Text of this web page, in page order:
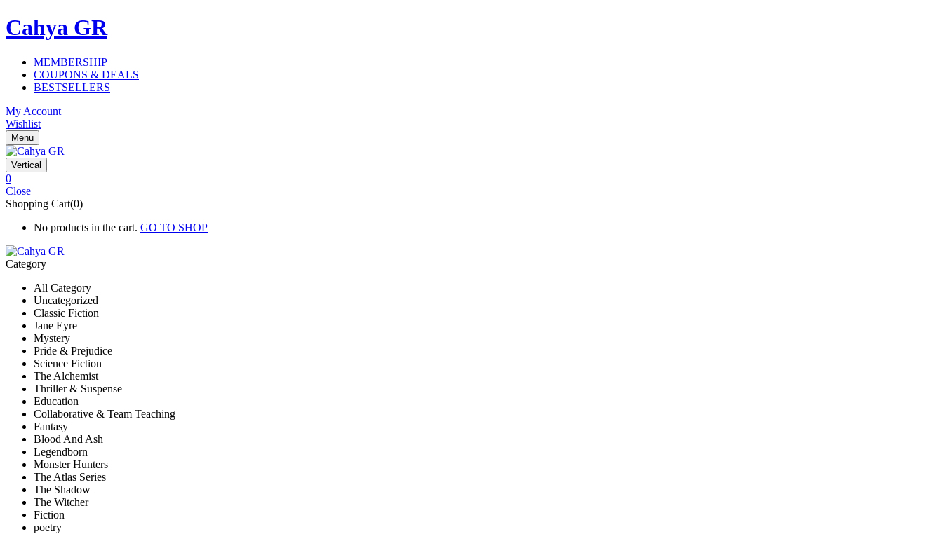
Cahya GR
MEMBERSHIP
COUPONS & DEALS
BESTSELLERS
My Account
Wishlist
Menu
Vertical
0
Close
Shopping Cart(0)
No products in the cart. GO TO SHOP
Category
All Category
Uncategorized
Classic Fiction
Jane Eyre
Mystery
Pride & Prejudice
Science Fiction
The Alchemist
Thriller & Suspense
Education
Collaborative & Team Teaching
Fantasy
Blood And Ash
Legendborn
Monster Hunters
The Atlas Series
The Shadow
The Witcher
Fiction
poetry